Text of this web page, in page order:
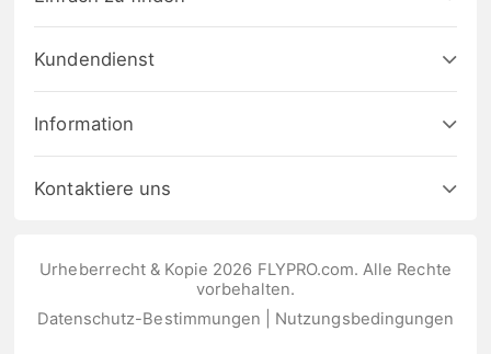
Kundendienst
Information
Kontaktiere uns
Urheberrecht & Kopie 2026 FLYPRO.com. Alle Rechte
vorbehalten.
Datenschutz-Bestimmungen
Nutzungsbedingungen